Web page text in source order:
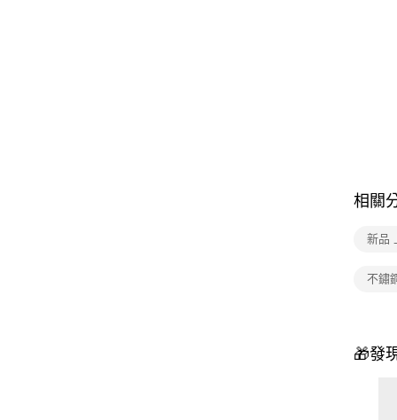
相關
新品
不鏽
🎁發